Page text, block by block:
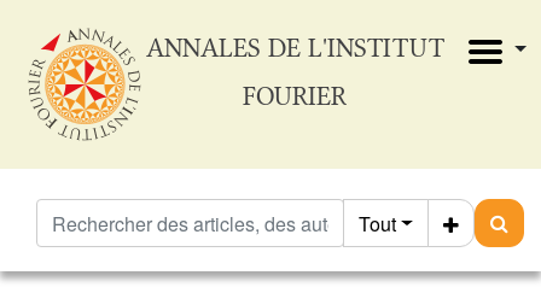
ANNALES DE L'INSTITUT
FOURIER
Tout